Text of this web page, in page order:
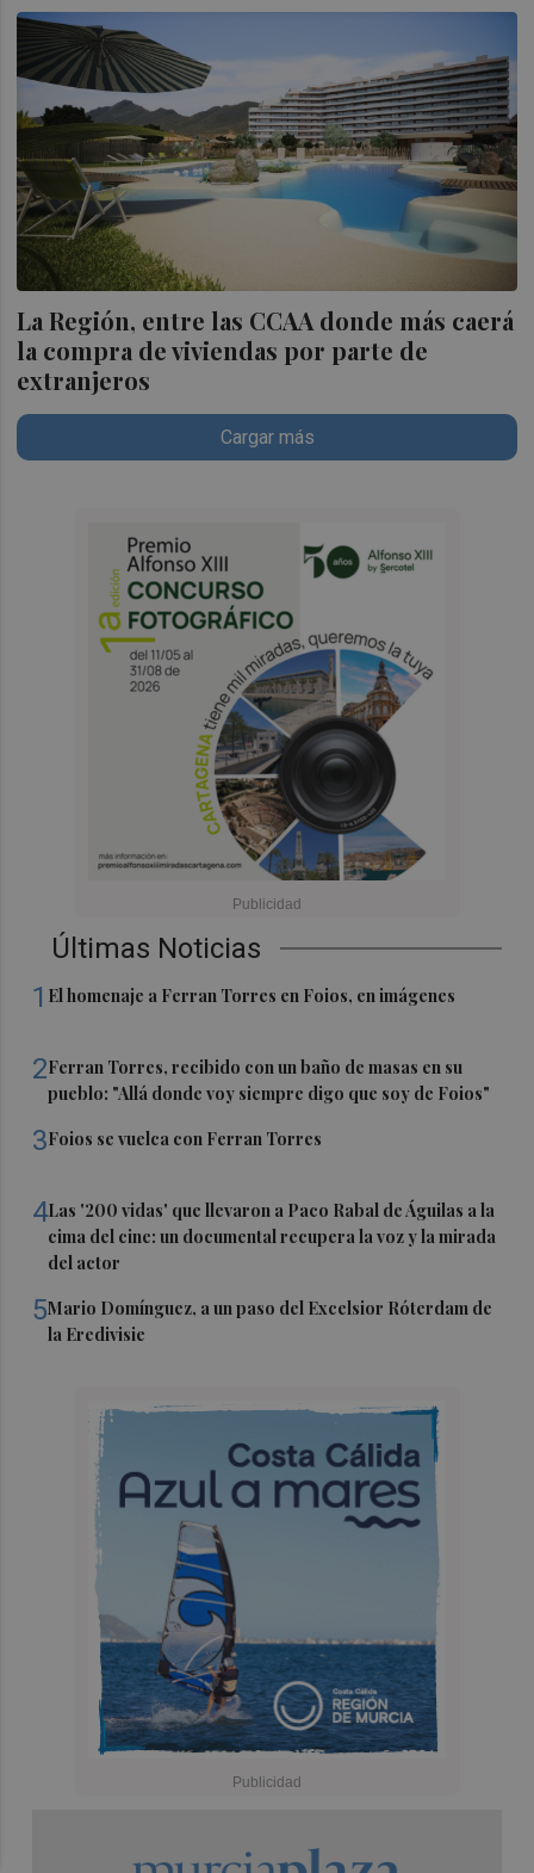
La Región, entre las CCAA donde más caerá
la compra de viviendas por parte de
extranjeros
Cargar más
Últimas Noticias
1 El homenaje a Ferran Torres en Foios, en imágenes
2Ferran Torres, recibido con un baño de masas en su
pueblo: "Allá donde voy siempre digo que soy de Foios"
3Foios se vuelca con Ferran Torres
4Las '200 vidas' que llevaron a Paco Rabal de Águilas a la
cima del cine: un documental recupera la voz y la mirada
del actor
5Mario Domínguez, a un paso del Excelsior Róterdam de
la Eredivisie